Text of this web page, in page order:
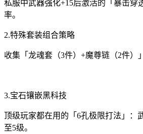
私服中武器强化+15后激活的「暴击穿
率。
2.特殊套装组合策略
收集「龙魂套（3件）+魔尊链（2件）
3.宝石镶嵌黑科技
顶级玩家都在用的「6孔极限打法」：
至5级。